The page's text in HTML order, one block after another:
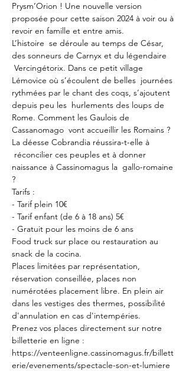
Prysm’Orion ! Une nouvelle version
proposée pour cette saison 2024 à voir ou à
revoir en famille et entre amis.
L’histoire  se déroule au temps de César,
des sonneurs de Carnyx et du légendaire
Vercingétorix. Dans ce petit village
Lémovice où s’écoulent de belles  journées
rythmées par le chant des coqs, s’ajoutent
depuis peu les  hurlements des loups de
Rome. Comment les Gaulois de
Cassanomago  vont accueillir les Romains ?
La déesse Cobrandia réussira-t-elle à
réconcilier ces peuples et à donner
naissance à Cassinomagus la  gallo-romaine
?
Tarifs :
- Tarif plein 10€
- Tarif enfant (de 6 à 18 ans) 5€
- Gratuit pour les moins de 6 ans
Food truck sur place ou restauration au
snack de la cocina.
Places limitées par représentation,
réservation conseillée, places non
numérotées placement libre. En plein air
dans les vestiges des thermes, possibilité
d'annulation en cas d'intempéries.
Prenez vos places directement sur notre
billetterie en ligne :
https://venteenligne.cassinomagus.fr/billett
erie/evenements/spectacle-son-et-lumiere